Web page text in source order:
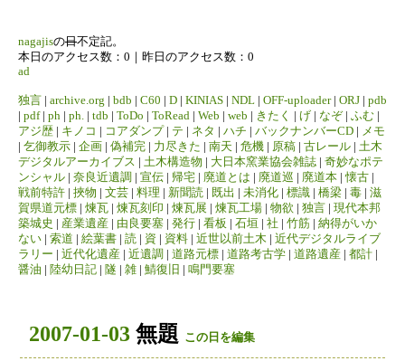
nagajisの日不定記。
本日のアクセス数：0｜昨日のアクセス数：0
ad
独言 | archive.org | bdb | C60 | D | KINIAS | NDL | OFF-uploader| ORJ | pdb
| pdf| ph | ph. | tdb | ToDo | ToRead | Web | web | きたく | げ | なぞ| ふむ |
アジ歴 | キノコ | コアダンプ| テ | ネタ | ハチ | バックナンバーCD | メモ
| 乞御教示 | 企画 | 偽補完 | 力尽きた | 南天 | 危機 | 原稿 | 古レール | 土木
デジタルアーカイブス | 土木構造物 | 大日本窯業協会雑誌 | 奇妙なポテ
ンシャル | 奈良近遺調 | 宣伝 | 帰宅 | 廃道とは | 廃道巡 | 廃道本 |懐古 |
戦前特許 | 挾物 | 文芸 | 料理 | 新聞読 | 既出 | 未消化 | 標識 | 橋梁 | 毒 | 滋
賀県道元標 | 煉瓦 | 煉瓦刻印 | 煉瓦展 | 煉瓦工場 | 物欲 | 独言 | 現代本邦
築城史 | 産業遺産 | 由良要塞 | 発行 | 看板 | 石垣 | 社 | 竹筋 | 納得がいか
ない | 索道 | 絵葉書 | 読 | 資 | 資料 | 近世以前土木 | 近代デジタルライブ
ラリー | 近代化遺産 | 近遺調 | 道路元標 | 道路考古学 | 道路遺産 | 都計 |
醤油 | 陸幼日記 | 隧 | 雑 | 鯖復旧 | 鳴門要塞
2007-01-03 無題 この日を編集